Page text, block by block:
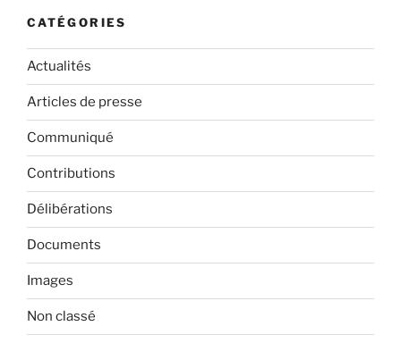
CATÉGORIES
Actualités
Articles de presse
Communiqué
Contributions
Délibérations
Documents
Images
Non classé